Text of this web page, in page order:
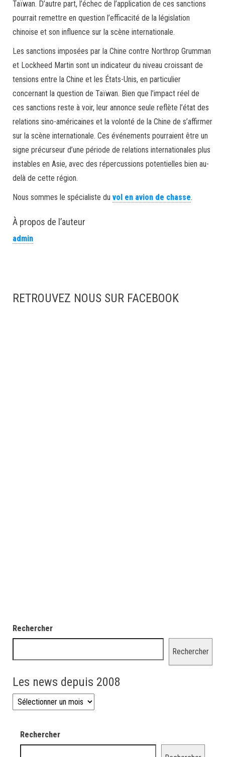
Taïwan. D’autre part, l’échec de l’application de ces sanctions
pourrait remettre en question l’efficacité de la législation
chinoise et son influence sur la scène internationale.
Les sanctions imposées par la Chine contre Northrop Grumman
et Lockheed Martin sont un indicateur du niveau croissant de
tensions entre la Chine et les États-Unis, en particulier
concernant la question de Taïwan. Bien que l’impact réel de
ces sanctions reste à voir, leur annonce seule reflète l’état des
relations sino-américaines et la volonté de la Chine de s’affirmer
sur la scène internationale. Ces événements pourraient être un
signe précurseur d’une période de relations internationales plus
instables en Asie, avec des répercussions potentielles bien au-
delà de cette région.
Nous sommes le spécialiste du vol en avion de chasse.
À propos de l’auteur
admin
RETROUVEZ NOUS SUR FACEBOOK
Rechercher
Rechercher
Les news depuis 2008
Les news depuis 2008
Rechercher